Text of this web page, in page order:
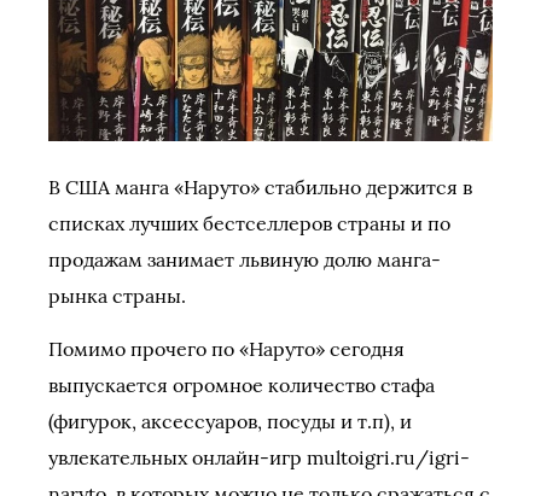
В США манга «Наруто» стабильно держится в
списках лучших бестселлеров страны и по
продажам занимает львиную долю манга-
рынка страны.
Помимо прочего по «Наруто» сегодня
выпускается огромное количество стафа
(фигурок, аксессуаров, посуды и т.п), и
увлекательных онлайн-игр multoigri.ru/igri-